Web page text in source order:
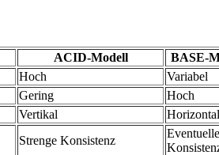
ACID-Modell
BASE-
Hoch
Variabel
Gering
Hoch
Vertikal
Horizontal
Strenge Konsistenz
Eventuelle